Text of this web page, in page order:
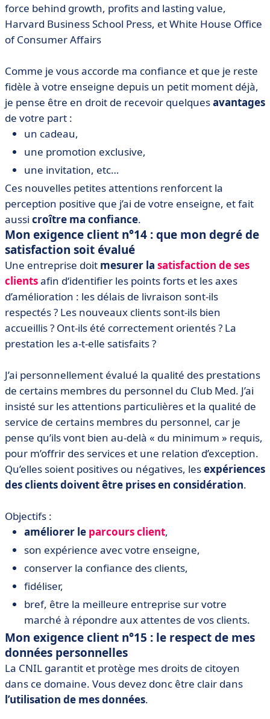
force behind growth, profits and lasting value,
Harvard Business School Press, et White House Office
of Consumer Affairs
Comme je vous accorde ma confiance et que je reste
fidèle à votre enseigne depuis un petit moment déjà,
je pense être en droit de recevoir quelquesavantages
de votre part :
un cadeau,
une promotion exclusive,
une invitation, etc…
Ces nouvelles petites attentions renforcent la
perception positive que j’ai de votre enseigne, et fait
aussi croître ma confiance.
Mon exigence client n°14 : que mon degré de
satisfaction soit évalué
Une entreprise doit mesurer la satisfaction de ses
clientsafin d‘identifier les points forts et les axes
d’amélioration : les délais de livraison sont-ils
respectés ? Les nouveaux clients sont-ils bien
accueillis ? Ont-ils été correctement orientés ? La
prestation les a-t-elle satisfaits ?
J’ai personnellement évalué la qualité des prestations
de certains membres du personnel du Club Med. J’ai
insisté sur les attentions particulières et la qualité de
service de certains membres du personnel, car je
pense qu’ils vont bien au-delà « du minimum » requis,
pour m’offrir des services et une relation d’exception.
Qu’elles soient positives ou négatives, lesexpériences
des clients doivent être prises en considération.
Objectifs :
améliorer le parcours client,
son expérience avec votre enseigne,
conserver la confiance des clients,
fidéliser,
bref, être la meilleure entreprise sur votre
marché à répondre aux attentes de vos clients.
Mon exigence client n°15 : le respect de mes
données personnelles
La CNIL garantit et protège mes droits de citoyen
dans ce domaine. Vous devez donc être clair dans
l’utilisation de mes données.